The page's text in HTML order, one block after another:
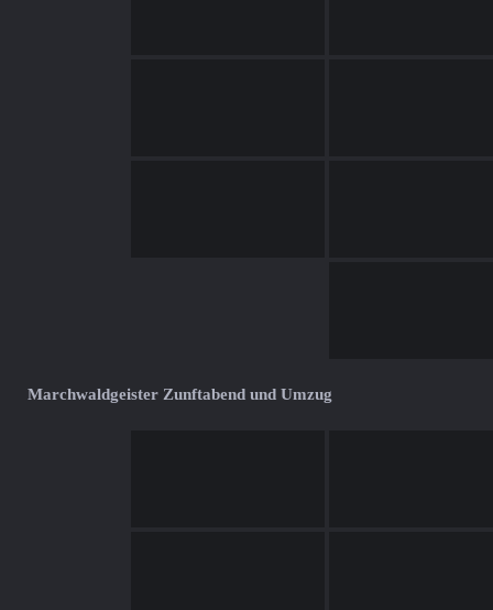
Marchwaldgeister Zunftabend und Umzug